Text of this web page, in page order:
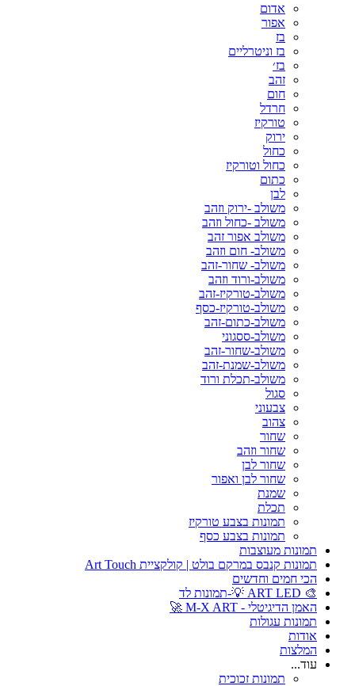
אדום
אפור
בז
בז וניטרליים
בז׳
זהב
חום
חרדל
טורקיז
ירוק
כחול
כחול וטורקיז
כתום
לבן
משולב -ירוק וזהב
משולב -כחול וזהב
משולב אפור זהב
משולב- חום וזהב
משולב- שחור-זהב
משולב-ורוד וזהב
משולב-טורקיז-זהב
משולב-טורקיז-כסף
משולב-כתום-זהב
משולב-ססגוני
משולב-שחור-זהב
משולב-שמנת-זהב
משולב-תכלת ורוד
סגול
צבעוני
צהוב
שחור
שחור וזהב
שחור לבן
שחור לבן ואפור
שמנת
תכלת
תמונות בצבע טורקיז
תמונות בצבע כסף
תמונות מעוצבות
תמונות קנבס במרקם בולט | קולקציית Art Touch
הכי חמים וחדשים
🎨 ART LED 💡-תמונות לד
האמן הדיגיטלי - M-X ART 🚀
תמונות עגולות
אודות
המלצות
עוד...
תמונות זכוכית